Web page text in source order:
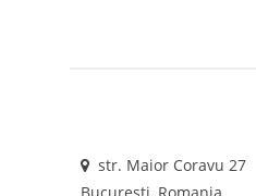
str. Maior Coravu 27